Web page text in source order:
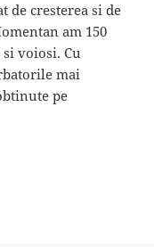
de cresterea si de
am 150
voiosi. Cu
mai
pe